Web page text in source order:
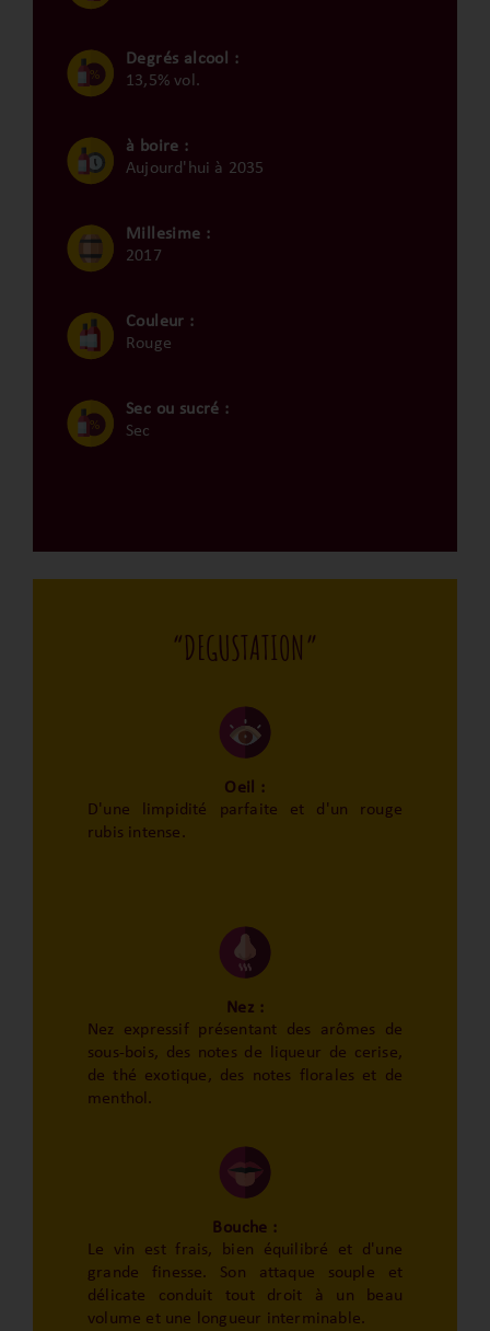
Degrés alcool :
13,5% vol.
à boire :
Aujourd'hui à 2035
Millesime :
2017
Couleur :
Rouge
Sec ou sucré :
Sec
“DEGUSTATION”
Oeil :
D'une limpidité parfaite et d'un rouge
rubis intense.
Nez :
Nez expressif présentant des arômes de
sous-bois, des notes de liqueur de cerise,
de thé exotique, des notes florales et de
menthol.
Bouche :
Le vin est frais, bien équilibré et d'une
grande finesse. Son attaque souple et
délicate conduit tout droit à un beau
volume et une longueur interminable.